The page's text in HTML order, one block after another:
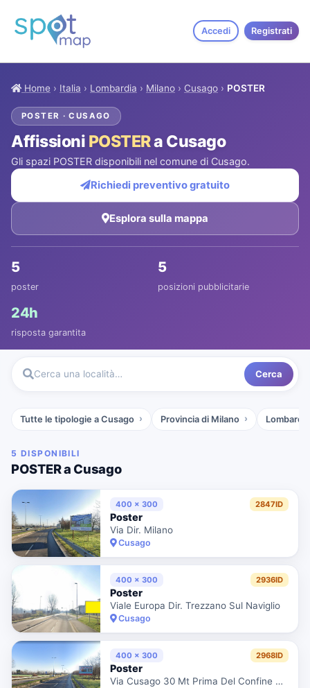
Accedi Registrati
Home › Italia › Lombardia › Milano › Cusago › POSTER
POSTER · CUSAGO
Affissioni POSTERa Cusago
Gli spazi POSTER disponibili nel comune di Cusago.
Richiedi preventivo gratuito
Esplora sulla mappa
5
poster
5
posizioni pubblicitarie
24h
risposta garantita
Cerca una località… Cerca
Tutte le tipologie a Cusago Provincia di Milano Lombardia
5 DISPONIBILI
POSTER a Cusago
400 x 300 2847ID
Poster
Via Dir. Milano
Cusago
400 x 300 2936ID
Poster
Viale Europa Dir. Trezzano Sul Naviglio
Cusago
400 x 300 2968ID
Poster
Via Cusago 30 Mt Prima Del Confine Con Milano Dir. Milano